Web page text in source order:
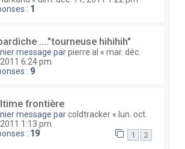
: 1
...."tourneuse hihihih"
message parpierre al « mar. déc.
6:24 pm
: 9
frontière
message parcoldtracker « lun. oct.
1:13 pm
: 19 1 2